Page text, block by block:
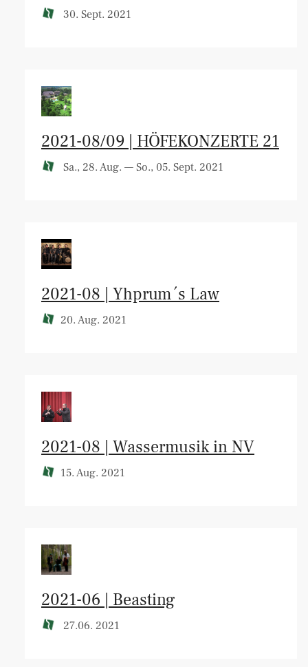
30. Sept. 2021
2021-08/09 | HÖFEKONZERTE 21
Sa., 28. Aug. — So., 05. Sept. 2021
2021-08 | Yhprum´s Law
20. Aug. 2021
2021-08 | Wassermusik in NV
15. Aug. 2021
2021-06 | Beasting
27.06. 2021